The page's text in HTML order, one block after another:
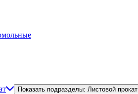
Показать подразделы: Листовой прокат